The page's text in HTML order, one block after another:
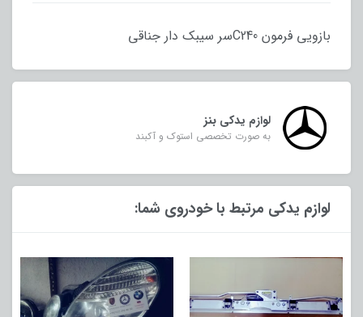
بازویی فرمون C240سر سیبک دار جناقی
لوازم یدکی بنز
به صورت تخصصی استوک و آکبند
لوازم یدکی مرتبط با خودروی شما: